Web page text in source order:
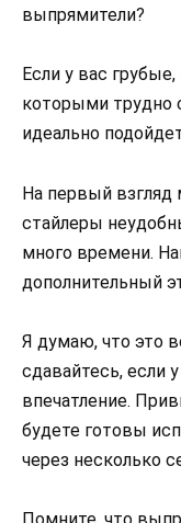
выпрямители?
Если у вас
которыми трудно
идеально
На первый взгляд
стайлеры
много времени.
дополнительный
Я думаю, что это
сдавайтесь, если
впечатление.
будете готовы
через несколько